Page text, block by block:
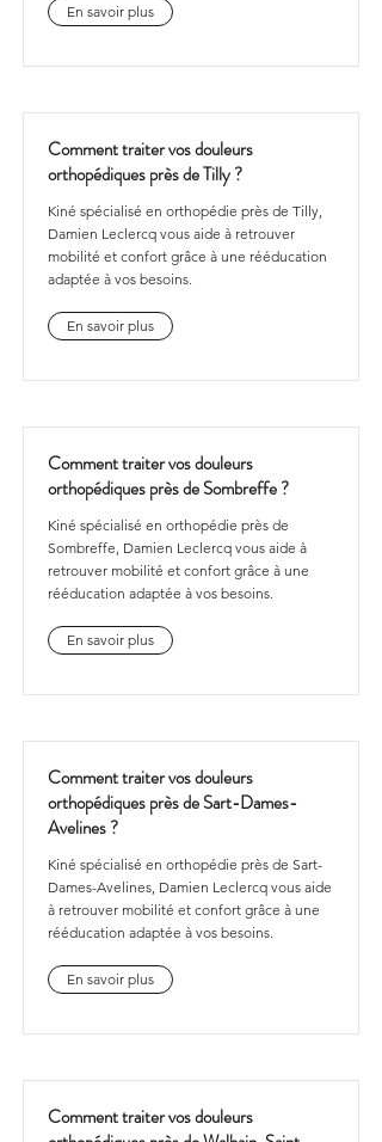
En savoir plus
Comment traiter vos douleurs
orthopédiques près de Tilly ?
Kiné spécialisé en orthopédie près de Tilly,
Damien Leclercq vous aide à retrouver
mobilité et confort grâce à une rééducation
adaptée à vos besoins.
En savoir plus
Comment traiter vos douleurs
orthopédiques près de Sombreffe ?
Kiné spécialisé en orthopédie près de
Sombreffe, Damien Leclercq vous aide à
retrouver mobilité et confort grâce à une
rééducation adaptée à vos besoins.
En savoir plus
Comment traiter vos douleurs
orthopédiques près de Sart-Dames-
Avelines ?
Kiné spécialisé en orthopédie près de Sart-
Dames-Avelines, Damien Leclercq vous aide
à retrouver mobilité et confort grâce à une
rééducation adaptée à vos besoins.
En savoir plus
Comment traiter vos douleurs